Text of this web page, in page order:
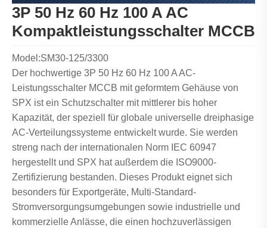
3P 50 Hz 60 Hz 100 A AC
Kompaktleistungsschalter MCCB
Model:SM30-125/3300
Der hochwertige 3P 50 Hz 60 Hz 100 A AC-
Leistungsschalter MCCB mit geformtem Gehäuse von
SPX ist ein Schutzschalter mit mittlerer bis hoher
Kapazität, der speziell für globale universelle dreiphasige
AC-Verteilungssysteme entwickelt wurde. Sie werden
streng nach der internationalen Norm IEC 60947
hergestellt und SPX hat außerdem die ISO9000-
Zertifizierung bestanden. Dieses Produkt eignet sich
besonders für Exportgeräte, Multi-Standard-
Stromversorgungsumgebungen sowie industrielle und
kommerzielle Anlässe, die einen hochzuverlässigen